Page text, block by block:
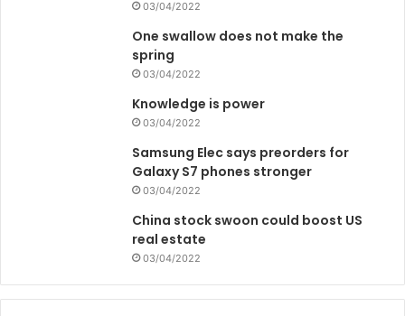
03/04/2022
One swallow does not make the
spring
03/04/2022
Knowledge is power
03/04/2022
Samsung Elec says preorders for
Galaxy S7 phones stronger
03/04/2022
China stock swoon could boost US
real estate
03/04/2022